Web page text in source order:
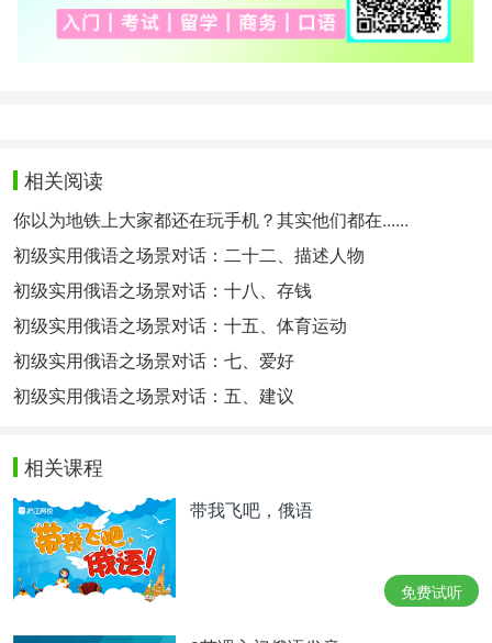
相关阅读
你以为地铁上大家都还在玩手机？其实他们都在......
初级实用俄语之场景对话：二十二、描述人物
初级实用俄语之场景对话：十八、存钱
初级实用俄语之场景对话：十五、体育运动
初级实用俄语之场景对话：七、爱好
初级实用俄语之场景对话：五、建议
相关课程
带我飞吧，俄语
免费试听